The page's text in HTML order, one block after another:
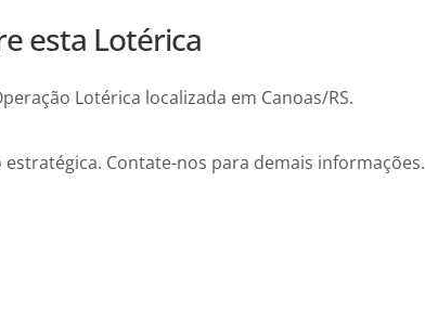
esta Lotérica
Lotérica localizada em Canoas/RS.
Contate-nos para demais informações.